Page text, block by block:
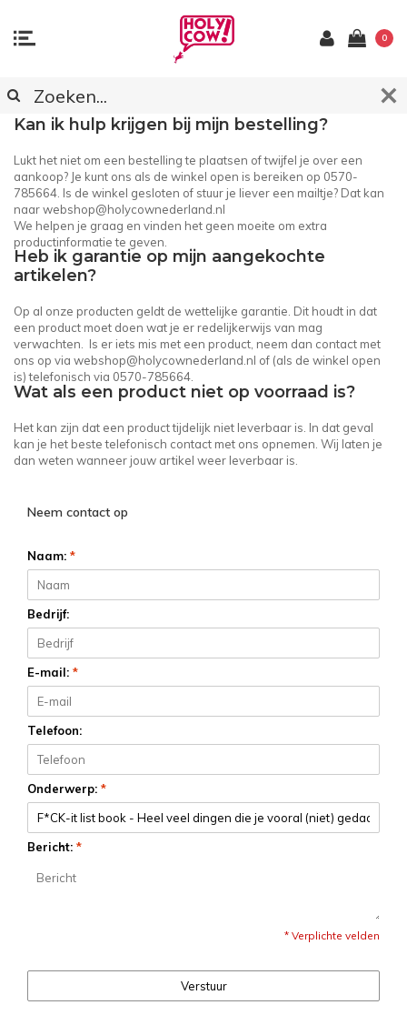
0
KLANTENSERVICE
Kan ik hulp krijgen bij mijn bestelling?
Lukt het niet om een bestelling te plaatsen of twijfel je over een
aankoop? Je kunt ons als de winkel open is bereiken op 0570-
785664. Is de winkel gesloten of stuur je liever een mailtje? Dat kan
naarwebshop@holycownederland.nl
We helpen je graag en vinden het geen moeite om extra
productinformatie te geven.
Heb ik garantie op mijn aangekochte
artikelen?
Op al onze producten geldt de wettelijke garantie. Dit houdt in dat
een product moet doen wat je er redelijkerwijs van mag
verwachten. Is er iets mis met een product, neem dan contact met
ons op via webshop@holycownederland.nl of (als de winkel open
is) telefonisch via 0570-785664.
Wat als een product niet op voorraad is?
Het kan zijn dat een product tijdelijk niet leverbaar is. In dat geval
kan je het beste telefonisch contact met ons opnemen. Wij laten je
dan weten wanneer jouw artikel weer leverbaar is.
Neem contact op
Naam: *
Bedrijf:
E-mail: *
Telefoon:
Onderwerp: *
Bericht: *
* Verplichte velden
Verstuur